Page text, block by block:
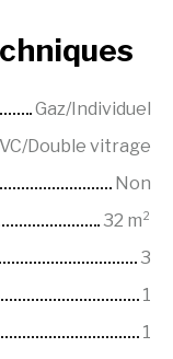
Gaz/Individuel
Double vitrage
Non
32 m²
3
1
1